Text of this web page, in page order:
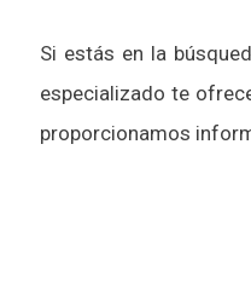
Si estás en la
especializado te
proporcionamos